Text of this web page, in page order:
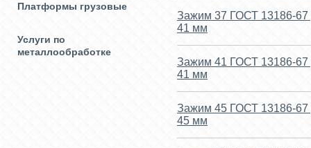
Платформы грузовые
Услуги по
металлообработке
Зажим 37 ГОСТ 13186-67
41 мм
Зажим 41 ГОСТ 13186-67
41 мм
Зажим 45 ГОСТ 13186-67
45 мм